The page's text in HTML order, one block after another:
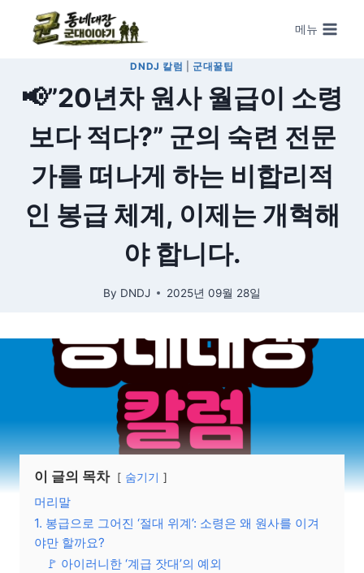
Skip to content
메뉴
DNDJ 칼럼 군대꿀팁
📢”20년차 원사 월급이 소령
보다 적다?” 군의 숙련 전문
가를 떠나게 하는 비합리적
인 봉급 체계, 이제는 개혁해
야 합니다.
By DNDJ 2025년 09월 28일
이 글의 목차 숨기기
머리말
1. 봉급으로 그어진 ‘절대 위계’: 소령은 왜 원사를 이겨
야만 할까요?
🚩 아이러니한 ‘계급 잣대’의 예외